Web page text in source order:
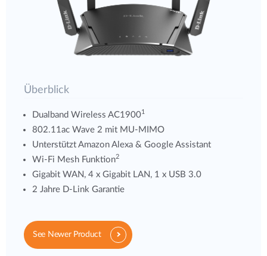
Überblick
Dualband Wireless AC19001
802.11ac Wave 2 mit MU-MIMO
Unterstützt Amazon Alexa & Google Assistant
Wi-Fi Mesh Funktion2
Gigabit WAN, 4 x Gigabit LAN, 1 x USB 3.0
2 Jahre D-Link Garantie
See Newer Product